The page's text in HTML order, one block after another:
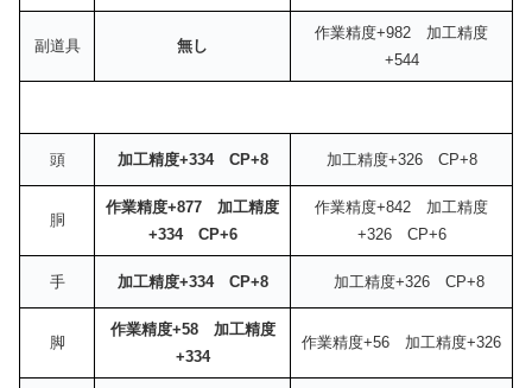
副道具 無し
作業精度+982 加工精度
+544
頭 加工精度+334 CP+8 加工精度+326 CP+8
胴
作業精度+877 加工精度
+334 CP+6
作業精度+842 加工精度
+326 CP+6
手 加工精度+334 CP+8 加工精度+326 CP+8
脚
作業精度+58 加工精度
+334
作業精度+56 加工精度+326